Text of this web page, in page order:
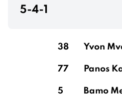
5-4-1
38 Yvon
77 Panos
5 Bamo